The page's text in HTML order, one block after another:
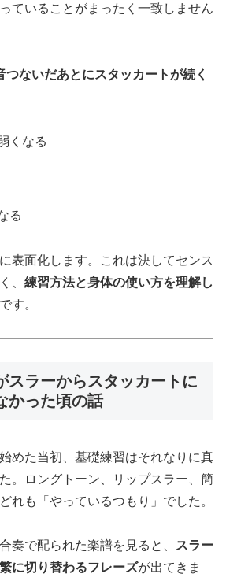
ていることがまったく一致しません
つないだあとにスタッカートが続く
くなる
る
表面化します。これは決してセンス
、 練習方法と身体の使い方を理解し
す。
スラーからスタッカートに
かった頃の話
めた当初、基礎練習はそれなりに真
。ロングトーン、リップスラー、簡
れも「やっているつもり」でした。
奏で配られた楽譜を見ると、
スラー
に切り替わるフレーズが出てきま